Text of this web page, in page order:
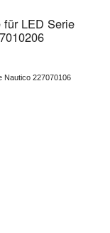
für LED Serie